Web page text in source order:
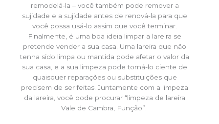
remodelá-la – você também pode remover a
sujidade e a sujidade antes de renová-la para que
você possa usá-lo assim que você terminar.
Finalmente, é uma boa ideia limpar a lareira se
pretende vender a sua casa. Uma lareira que não
tenha sido limpa ou mantida pode afetar o valor da
sua casa, e a sua limpeza pode torná-lo ciente de
quaisquer reparações ou substituições que
precisem de ser feitas. Juntamente com a limpeza
da lareira, você pode procurar “limpeza de lareira
Vale de Cambra, Função”.